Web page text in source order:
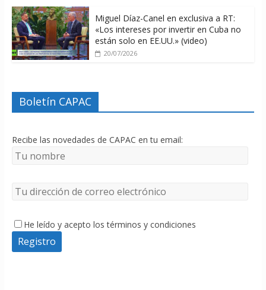
Miguel Díaz-Canel en exclusiva a RT:
«Los intereses por invertir en Cuba no
están solo en EE.UU.» (video)
20/07/2026
Boletín CAPAC
Recibe las novedades de CAPAC en tu email:
He leído y acepto los términos y condiciones